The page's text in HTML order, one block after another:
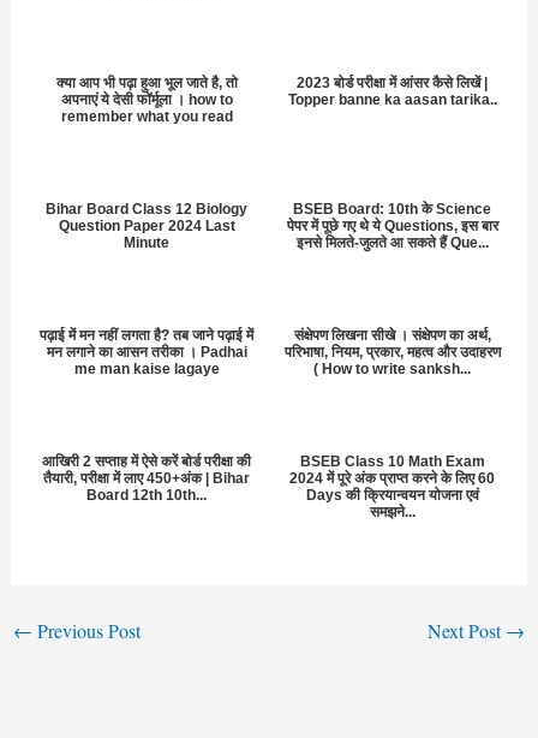
क्या आप भी पढ़ा हुआ भूल जाते है, तो
अपनाएं ये देसी फॉर्मूला । how to
remember what you read
2023 बोर्ड परीक्षा में आंसर कैसे लिखें |
Topper banne ka aasan tarika..
Bihar Board Class 12 Biology
Question Paper 2024 Last
Minute
BSEB Board: 10th के Science
पेपर में पूछे गए थे ये Questions, इस बार
इनसे मिलते-जुलते आ सकते हैं Que...
पढ़ाई में मन नहीं लगता है? तब जाने पढ़ाई में
मन लगाने का आसन तरीका । Padhai
me man kaise lagaye
संक्षेपण लिखना सीखे । संक्षेपण का अर्थ,
परिभाषा, नियम, प्रकार, महत्व और उदाहरण
( How to write sanksh...
आखिरी 2 सप्ताह में ऐसे करें बोर्ड परीक्षा की
तैयारी, परीक्षा में लाए 450+अंक | Bihar
Board 12th 10th...
BSEB Class 10 Math Exam
2024 में पूरे अंक प्राप्त करने के लिए 60
Days की क्रियान्वयन योजना एवं
समझने...
← Previous Post Next Post→